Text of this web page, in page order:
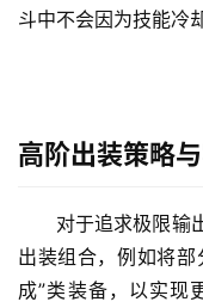
斗中不会因为技能冷
高阶出装策略
对于追求极限输
出装组合，例如将部
成”类装备，以实现